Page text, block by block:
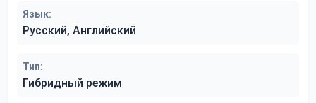
Язык:
Русский, Английский
Тип:
Гибридный режим